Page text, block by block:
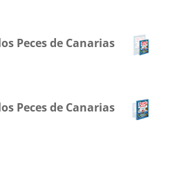
Peces de Canarias
Peces de Canarias